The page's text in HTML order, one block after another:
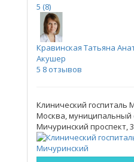
5 (8)
Кравинская Татьяна
Акушер
5 8 отзывов
Клинический госпиталь
Москва, муниципальный
Мичуринский проспект,